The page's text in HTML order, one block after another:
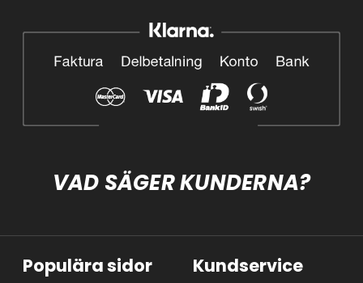
VAD SÄGER KUNDERNA?
Populära sidor Kundservice